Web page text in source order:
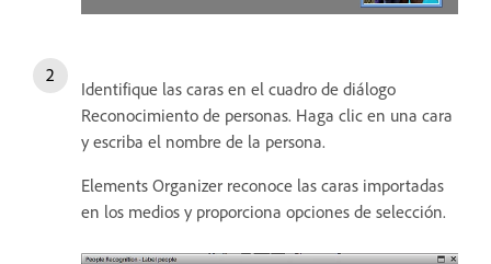
Identifique las caras en el cuadro de diálogo
Reconocimiento de personas. Haga clic en una cara
y escriba el nombre de la persona.
Elements Organizer reconoce las caras importadas
en los medios y proporciona opciones de selección.